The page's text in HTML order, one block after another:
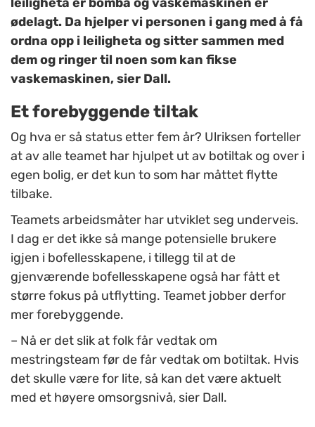
ødelagt. Da hjelper vi personen i gang med å få
ordna opp i leiligheta og sitter sammen med
dem og ringer til noen som kan fikse
vaskemaskinen, sier Dall.
Et forebyggende tiltak
Og hva er så status etter fem år? Ulriksen forteller
at av alle teamet har hjulpet ut av botiltak og over i
egen bolig, er det kun to som har måttet flytte
tilbake.
Teamets arbeidsmåter har utviklet seg underveis.
I dag er det ikke så mange potensielle brukere
igjen i bofellesskapene, i tillegg til at de
gjenværende bofellesskapene også har fått et
større fokus på utflytting. Teamet jobber derfor
mer forebyggende.
– Nå er det slik at folk får vedtak om
mestringsteam før de får vedtak om botiltak. Hvis
det skulle være for lite, så kan det være aktuelt
med et høyere omsorgsnivå, sier Dall.